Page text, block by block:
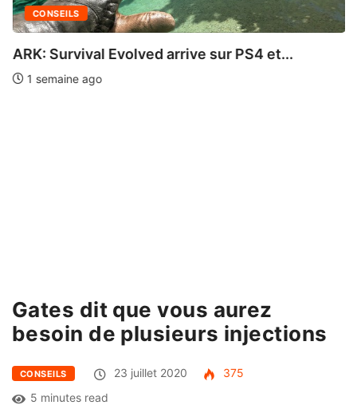
CONSEILS
ARK: Survival Evolved arrive sur PS4 et...
1 semaine ago
Gates dit que vous aurez
besoin de plusieurs injections
CONSEILS 23 juillet 2020
375
5 minutes read